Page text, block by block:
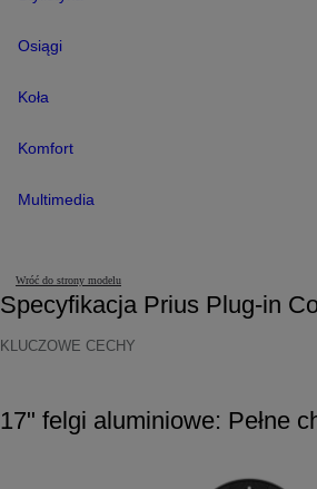
Osiągi
Koła
Komfort
Multimedia
Wróć do strony modelu
Specyfikacja Prius Plug-in
KLUCZOWE CECHY
17" felgi aluminiowe: Pełne